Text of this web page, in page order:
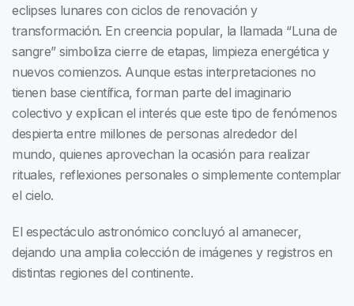
eclipses lunares con ciclos de renovación y
transformación. En creencia popular, la llamada “Luna de
sangre” simboliza cierre de etapas, limpieza energética y
nuevos comienzos. Aunque estas interpretaciones no
tienen base científica, forman parte del imaginario
colectivo y explican el interés que este tipo de fenómenos
despierta entre millones de personas alrededor del
mundo, quienes aprovechan la ocasión para realizar
rituales, reflexiones personales o simplemente contemplar
el cielo.
El espectáculo astronómico concluyó al amanecer,
dejando una amplia colección de imágenes y registros en
distintas regiones del continente.